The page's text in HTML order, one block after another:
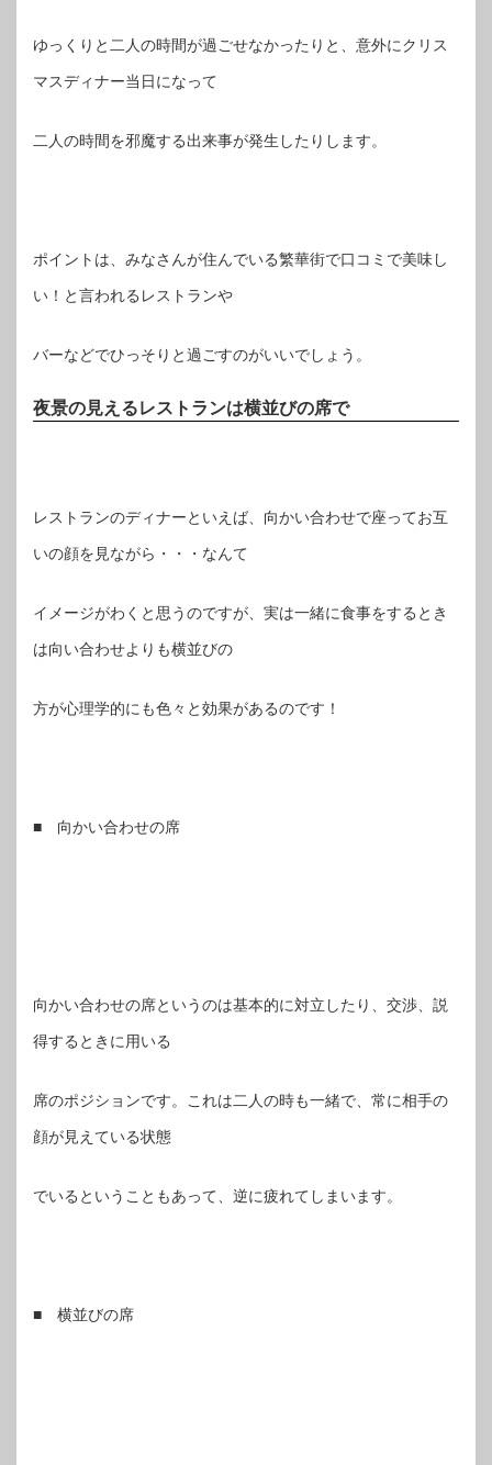
ゆっくりと二人の時間が過ごせなかったりと、意外にクリス
マスディナー当日になって
二人の時間を邪魔する出来事が発生したりします。
ポイントは、みなさんが住んでいる繁華街で口コミで美味し
い！と言われるレストランや
バーなどでひっそりと過ごすのがいいでしょう。
夜景の見えるレストランは横並びの席で
レストランのディナーといえば、向かい合わせで座ってお互
いの顔を見ながら・・・なんて
イメージがわくと思うのですが、実は一緒に食事をするとき
は向い合わせよりも横並びの
方が心理学的にも色々と効果があるのです！
■ 向かい合わせの席
向かい合わせの席というのは基本的に対立したり、交渉、説
得するときに用いる
席のポジションです。これは二人の時も一緒で、常に相手の
顔が見えている状態
でいるということもあって、逆に疲れてしまいます。
■ 横並びの席